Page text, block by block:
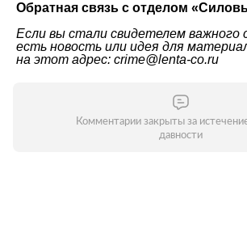
Обратная связь с отделом «
Если вы стали свидетелем важного
есть новость или идея для
на этот адрес: crime@lenta-co.ru
Комментарии закрыты за
давности